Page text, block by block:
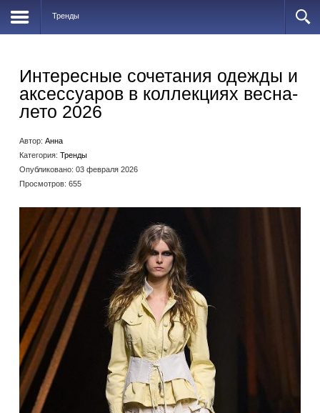
Тренды
Интересные сочетания одежды и
аксессуаров в коллекциях весна-
лето 2026
Автор: Анна
Категория: Тренды
Опубликовано: 03 февраля 2026
Просмотров: 655